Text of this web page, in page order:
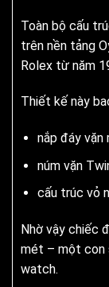
Toàn bộ cấu
trên nền tảng
Rolex từ năm
Thiết kế này
nắp đáy vặn
núm vặn
cấu trúc vỏ
Nhờ vậy chiếc
mét – một con
watch.